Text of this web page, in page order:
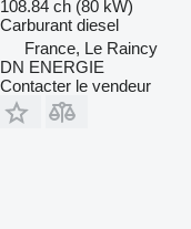
108.84 ch (80 kW)
Carburant diesel
France, Le Raincy
DN ENERGIE
Contacter le vendeur